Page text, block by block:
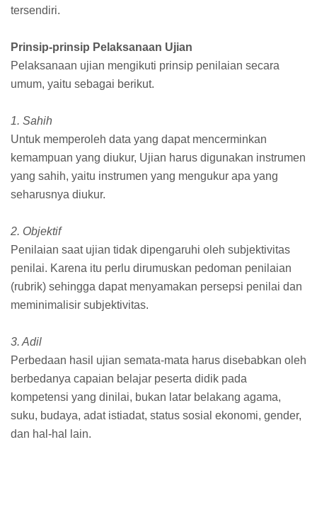
tersendiri.
Prinsip-prinsip Pelaksanaan Ujian
Pelaksanaan ujian mengikuti prinsip penilaian secara
umum, yaitu sebagai berikut.
1. Sahih
Untuk memperoleh data yang dapat mencerminkan
kemampuan yang diukur, Ujian harus digunakan instrumen
yang sahih, yaitu instrumen yang mengukur apa yang
seharusnya diukur.
2. Objektif
Penilaian saat ujian tidak dipengaruhi oleh subjektivitas
penilai. Karena itu perlu dirumuskan pedoman penilaian
(rubrik) sehingga dapat menyamakan persepsi penilai dan
meminimalisir subjektivitas.
3. Adil
Perbedaan hasil ujian semata-mata harus disebabkan oleh
berbedanya capaian belajar peserta didik pada
kompetensi yang dinilai, bukan latar belakang agama,
suku, budaya, adat istiadat, status sosial ekonomi, gender,
dan hal-hal lain.